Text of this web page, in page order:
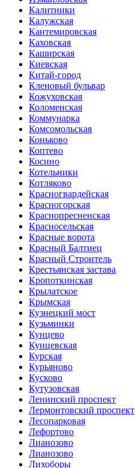
Калитники
Калужская
Кантемировская
Каховская
Каширская
Киевская
Китай-город
Кленовый бульвар
Кожуховская
Коломенская
Коммунарка
Комсомольская
Коньково
Коптево
Косино
Котельники
Котляково
Красногвардейская
Красногорская
Краснопресненская
Красносельская
Красные ворота
Красный Балтиец
Красный Строитель
Крестьянская застава
Кропоткинская
Крылатское
Крымская
Кузнецкий мост
Кузьминки
Кунцево
Кунцевская
Курская
Курьяново
Кусково
Кутузовская
Ленинский проспект
Лермонтовский проспект
Лесопарковая
Лефортово
Лианозово
Лианозово
Лихоборы